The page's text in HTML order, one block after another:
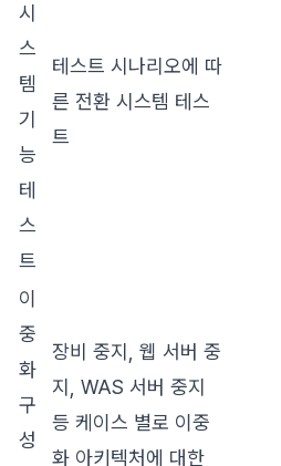
시
스
템
기
능
테
스
트
테스트 시나리오에 따
른 전환 시스템 테스
트
이
중
화
구
성
장비 중지, 웹 서버 중
지, WAS 서버 중지
등 케이스 별로 이중
화 아키텍처에 대한